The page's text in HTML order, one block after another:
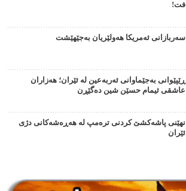
فت!
سەربازانی ئەمریکا هەولێریان بەجێهێشت
ڕێپێوانی بەجێماوانی ئەربەعین لە ئێران؛ هەزاران
عاشقی ئیمام حسێن شین دەگێڕن
نهێنی پاشەکشێ کردنی ترەمپ لە هەڕەشەکانی دژی
ئێران